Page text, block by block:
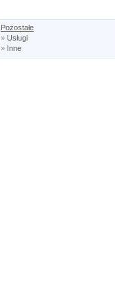
Pozostałe
» Usługi
» Inne